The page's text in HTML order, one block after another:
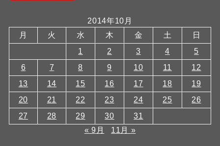
2014年10月
月
火 水 木 金 土
日
1
2 3 4
5
6
7 8 9 10 11
12
13
14 15 16 17 18
19
20
21 22 23 24 25
26
27
28 29 30
31
« 9月
11月 »